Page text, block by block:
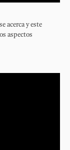
acerca y este
aspectos